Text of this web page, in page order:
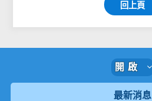
回上頁
開啟
最新消息